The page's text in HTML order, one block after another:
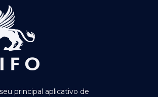
principal aplicativo de